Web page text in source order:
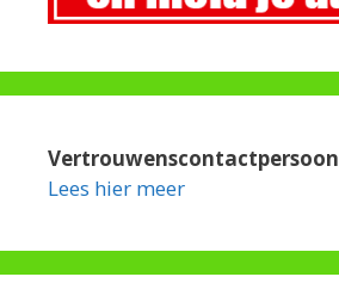
Vertrouwenscontactpersoon
Lees hier meer